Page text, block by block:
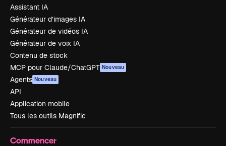
Assistant IA
Générateur d’images IA
Générateur de vidéos IA
Générateur de voix IA
Contenu de stock
MCP pour Claude/ChatGPT Nouveau
Agents Nouveau
API
Application mobile
Tous les outils Magnific
Commencer